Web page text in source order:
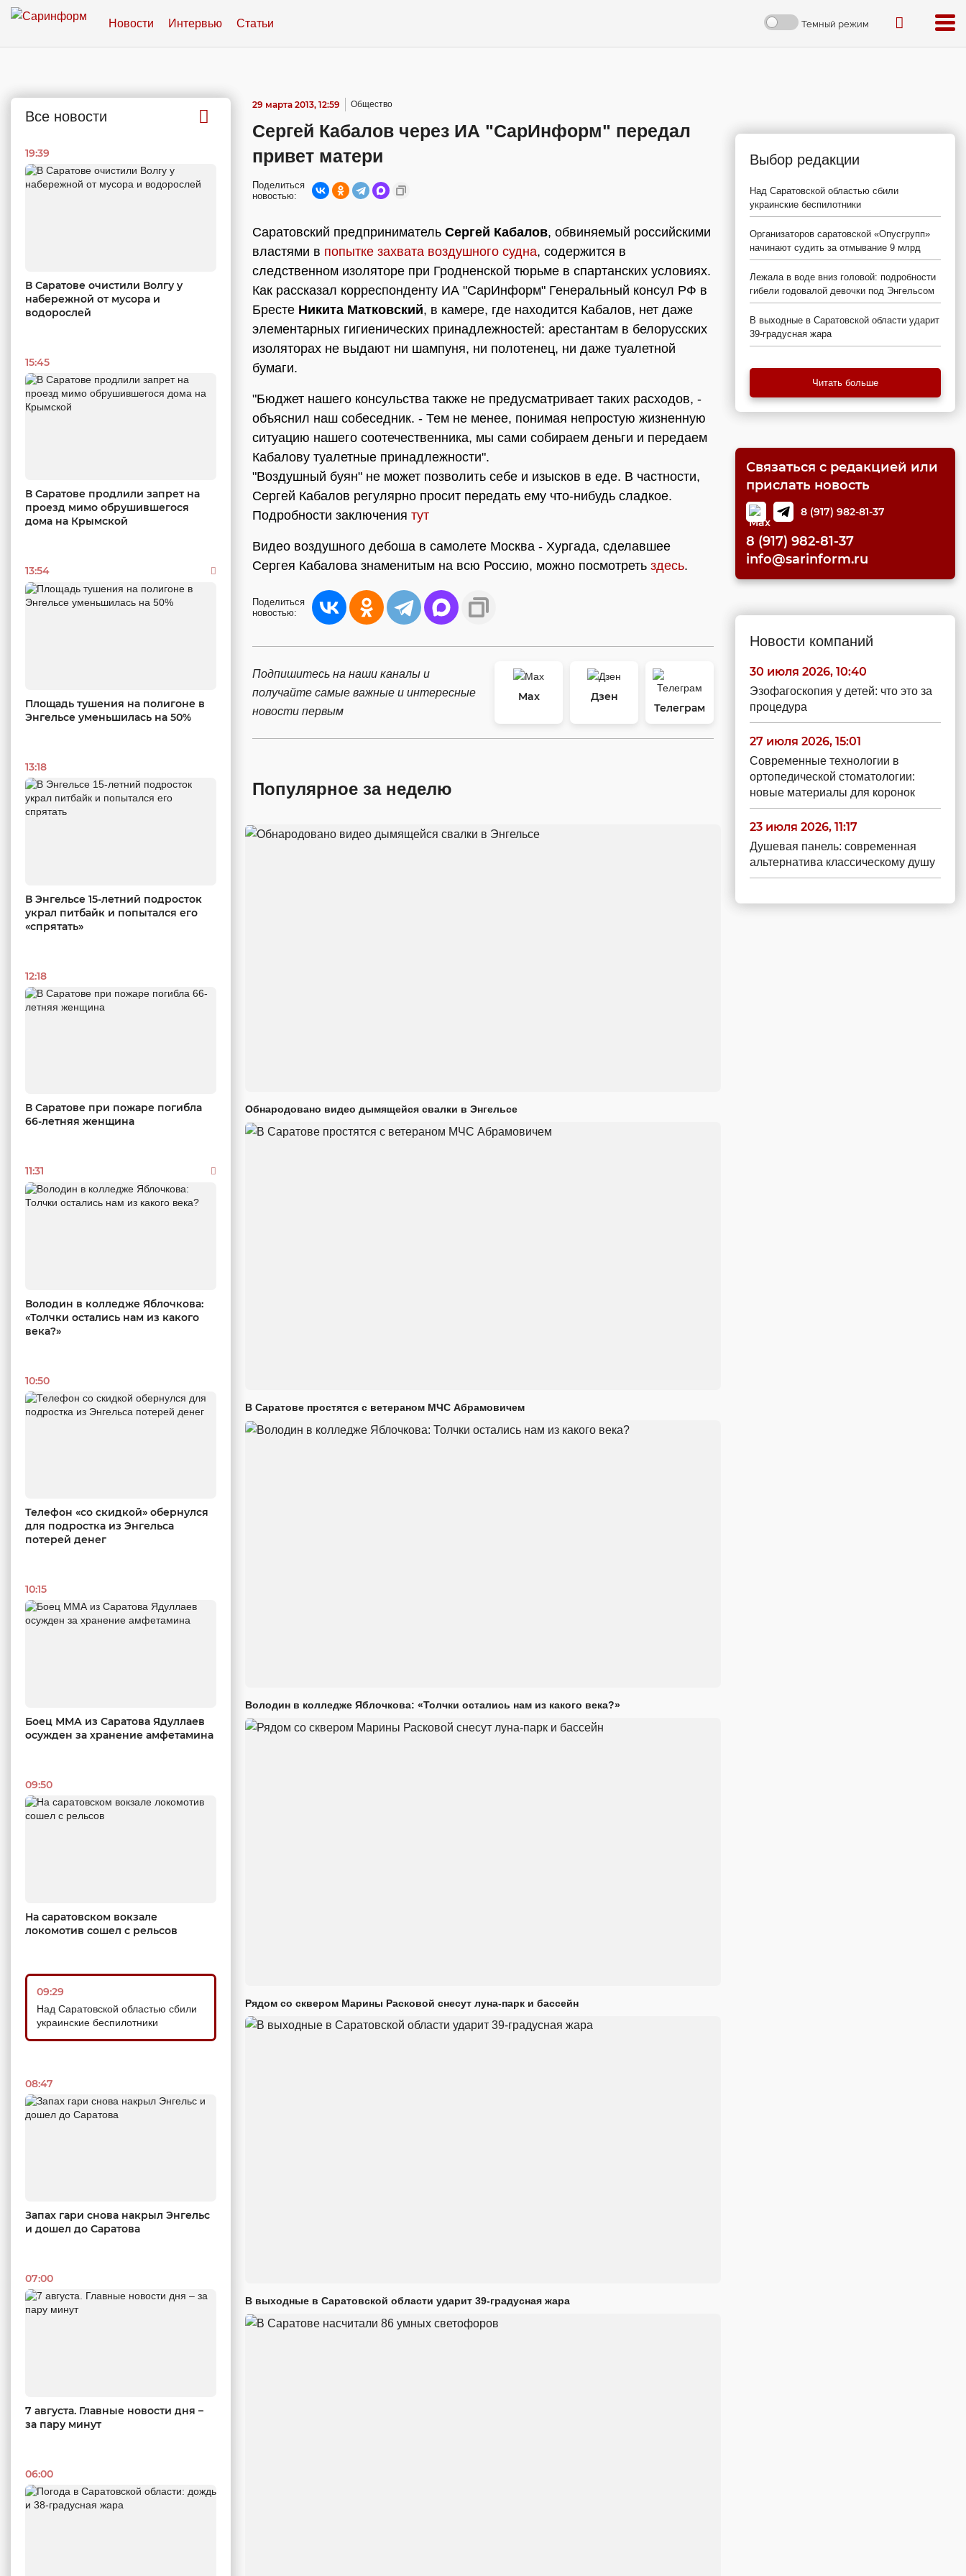
Новости Интервью Статьи Темный режим
Все новости
19:39
В Саратове очистили Волгу у
набережной от мусора и
водорослей
15:45
В Саратове продлили запрет на
проезд мимо обрушившегося
дома на Крымской
13:54
Площадь тушения на полигоне в
Энгельсе уменьшилась на 50%
13:18
В Энгельсе 15-летний подросток
украл питбайк и попытался его
«спрятать»
12:18
В Саратове при пожаре погибла
66-летняя женщина
11:31
Володин в колледже Яблочкова:
«Толчки остались нам из какого
века?»
10:50
Телефон «со скидкой» обернулся
для подростка из Энгельса
потерей денег
10:15
Боец ММА из Саратова Ядуллаев
осужден за хранение амфетамина
09:50
На саратовском вокзале
локомотив сошел с рельсов
09:29
Над Саратовской областью сбили
украинские беспилотники
08:47
Запах гари снова накрыл Энгельс
и дошел до Саратова
07:00
7 августа. Главные новости дня –
за пару минут
06:00
29 марта 2013, 12:59 Общество
Сергей Кабалов через ИА "СарИнформ" передал
привет матери
Поделиться
новостью:
Саратовский предприниматель Сергей Кабалов, обвиняемый российскими
властями в попытке захвата воздушного судна, содержится в
следственном изоляторе при Гродненской тюрьме в спартанских условиях.
Как рассказал корреспонденту ИА "СарИнформ" Генеральный консул РФ в
Бресте Никита Матковский, в камере, где находится Кабалов, нет даже
элементарных гигиенических принадлежностей: арестантам в белорусских
изоляторах не выдают ни шампуня, ни полотенец, ни даже туалетной
бумаги.
"Бюджет нашего консульства также не предусматривает таких расходов, -
объяснил наш собеседник. - Тем не менее, понимая непростую жизненную
ситуацию нашего соотечественника, мы сами собираем деньги и передаем
Кабалову туалетные принадлежности".
"Воздушный буян" не может позволить себе и изысков в еде. В частности,
Сергей Кабалов регулярно просит передать ему что-нибудь сладкое.
Подробности заключения тут
Видео воздушного дебоша в самолете Москва - Хургада, сделавшее
Сергея Кабалова знаменитым на всю Россию, можно посмотреть здесь.
Поделиться
новостью:
Подпишитесь на наши каналы и
получайте самые важные и интересные
новости первым
Max
Дзен
Телеграм
Популярное за неделю
Обнародовано видео дымящейся свалки в Энгельсе
В Саратове простятся с ветераном МЧС Абрамовичем
Володин в колледже Яблочкова: «Толчки остались нам из какого века?»
Рядом со сквером Марины Расковой снесут луна-парк и бассейн
В выходные в Саратовской области ударит 39-градусная жара
Выбор редакции
Над Саратовской областью сбили
украинские беспилотники
Организаторов саратовской «Опусгрупп»
начинают судить за отмывание 9 млрд
Лежала в воде вниз головой: подробности
гибели годовалой девочки под Энгельсом
В выходные в Саратовской области ударит
39-градусная жара
Читать больше
Связаться с редакцией или
прислать новость
8 (917) 982-81-37
8 (917) 982-81-37
info@sarinform.ru
Новости компаний
30 июля 2026, 10:40
Эзофагоскопия у детей: что это за
процедура
27 июля 2026, 15:01
Современные технологии в
ортопедической стоматологии:
новые материалы для коронок
23 июля 2026, 11:17
Душевая панель: современная
альтернатива классическому душу